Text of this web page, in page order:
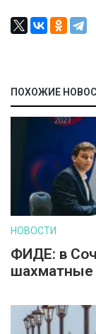
ПОХОЖИЕ
НОВОСТИ
ФИДЕ: в
шахматные